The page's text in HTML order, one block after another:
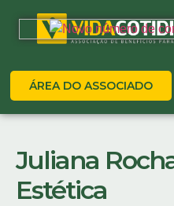
ÁREA DO ASSOCIADO
Juliana
Estética